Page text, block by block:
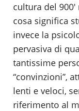
cultura del
cosa significa
invece la
pervasiva di
tantissime
“convinzioni”,
lenti e veloci,
riferimento al